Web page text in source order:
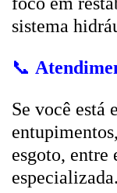
sistema
📞
Se você está
esgoto, entre
especializada.